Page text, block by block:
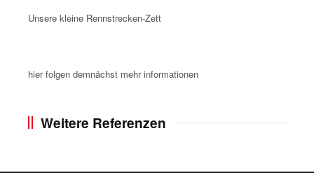
Unsere kleine Rennstrecken-Zett
hier folgen demnächst mehr informationen
Weitere Referenzen